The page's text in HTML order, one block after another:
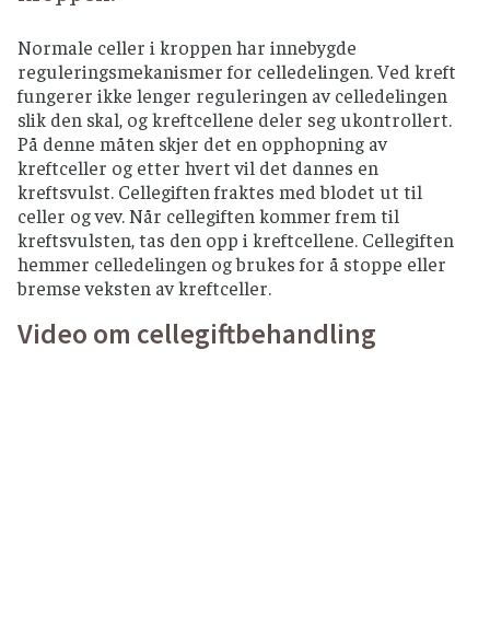
Normale celler i kroppen har innebygde
reguleringsmekanismer for celledelingen. Ved kreft
fungerer ikke lenger reguleringen av celledelingen
slik den skal, og kreftcellene deler seg ukontrollert.
På denne måten skjer det en opphopning av
kreftceller og etter hvert vil det dannes en
kreftsvulst. Cellegiften fraktes med blodet ut til
celler og vev. Når cellegiften kommer frem til
kreftsvulsten, tas den opp i kreftcellene. Cellegiften
hemmer celledelingen og brukes for å stoppe eller
bremse veksten av kreftceller.
Video om cellegiftbehandling